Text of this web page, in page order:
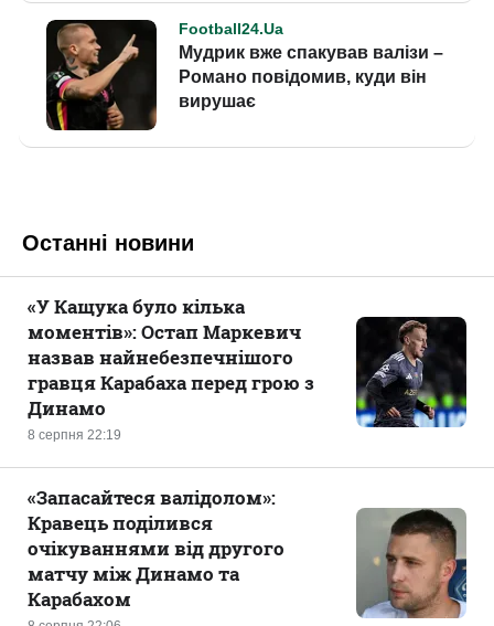
Останні новини
8 серпня 22:19
«У Кащука було кілька
моментів»: Остап Маркевич
назвав найнебезпечнішого
гравця Карабаха перед грою з
Динамо
«Запасайтеся валідолом»:
Кравець поділився
очікуваннями від другого
матчу між Динамо та
Карабахом